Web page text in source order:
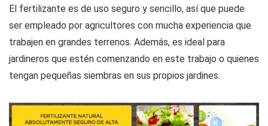
El fertilizante es de uso seguro y sencillo, así que puede
ser empleado por agricultores con mucha experiencia que
trabajen en grandes terrenos. Además, es ideal para
jardineros que estén comenzando en este trabajo o quienes
tengan pequeñas siembras en sus propios jardines.